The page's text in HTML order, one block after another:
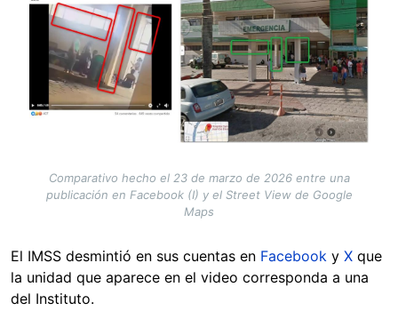
Comparativo hecho el 23 de marzo de 2026 entre una
publicación en Facebook (I) y el Street View de Google
Maps
El IMSS desmintió en sus cuentas en Facebook y X que
la unidad que aparece en el video corresponda a una
del Instituto.